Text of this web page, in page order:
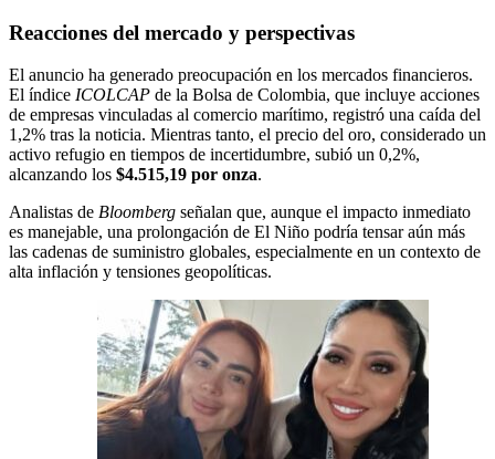
Reacciones del mercado y perspectivas
El anuncio ha generado preocupación en los mercados financieros.
El índice ICOLCAP de la Bolsa de Colombia, que incluye acciones
de empresas vinculadas al comercio marítimo, registró una caída del
1,2% tras la noticia. Mientras tanto, el precio del oro, considerado un
activo refugio en tiempos de incertidumbre, subió un 0,2%,
alcanzando los $4.515,19 por onza.
Analistas de Bloomberg señalan que, aunque el impacto inmediato
es manejable, una prolongación de El Niño podría tensar aún más
las cadenas de suministro globales, especialmente en un contexto de
alta inflación y tensiones geopolíticas.